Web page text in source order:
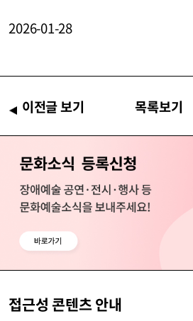
2026-01-28
이전글 보기 목록보기
접근성 콘텐츠 안내